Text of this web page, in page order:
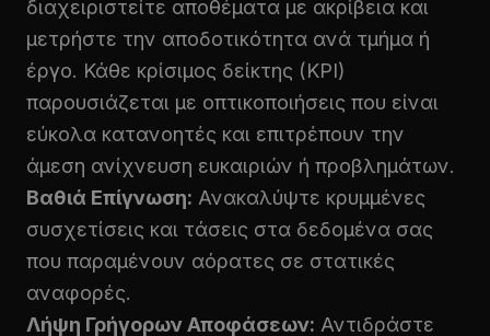
διαχειριστείτε αποθέματα με ακρίβεια και
μετρήστε την αποδοτικότητα ανά τμήμα ή
έργο. Κάθε κρίσιμος δείκτης (KPI)
παρουσιάζεται με οπτικοποιήσεις που είναι
εύκολα κατανοητές και επιτρέπουν την
άμεση ανίχνευση ευκαιριών ή προβλημάτων.
Βαθιά Επίγνωση: Ανακαλύψτε κρυμμένες
συσχετίσεις και τάσεις στα δεδομένα σας
που παραμένουν αόρατες σε στατικές
αναφορές.
Λήψη Γρήγορων Αποφάσεων: Αντιδράστε